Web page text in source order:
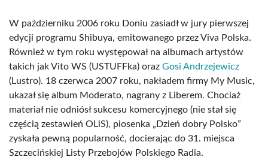
W październiku 2006 roku Doniu zasiadł w jury pierwszej
edycji programu Shibuya, emitowanego przez Viva Polska.
Również w tym roku występował na albumach artystów
takich jak Vito WS (USTUFFka) oraz Gosi Andrzejewicz
(Lustro). 18 czerwca 2007 roku, nakładem firmy My Music,
ukazał się album Moderato, nagrany z Liberem. Chociaż
materiał nie odniósł sukcesu komercyjnego (nie stał się
częścią zestawień OLiS), piosenka „Dzień dobry Polsko”
zyskała pewną popularność, docierając do 31. miejsca
Szczecińskiej Listy Przebojów Polskiego Radia.